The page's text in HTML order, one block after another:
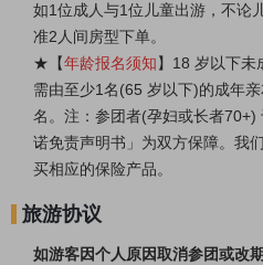
如1位成人与1位儿童出游，不论
准2人间房型下单。
★ 【年龄报名须知】18 岁以下未
需由至少1名(65 岁以下)的成年
名。注：参团者(孕妇或长者
诺免责声明书」为双方保障。我
买相应的保险产品。
旅游协议
如游客因个人原因取消参团或改